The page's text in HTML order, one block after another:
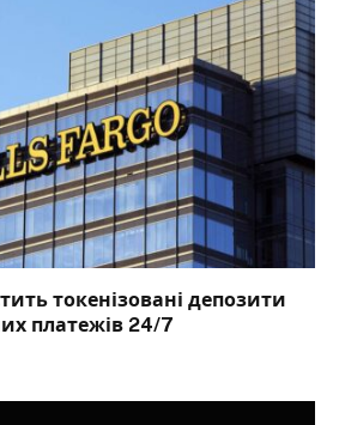
токенізовані депозити
платежів 24/7